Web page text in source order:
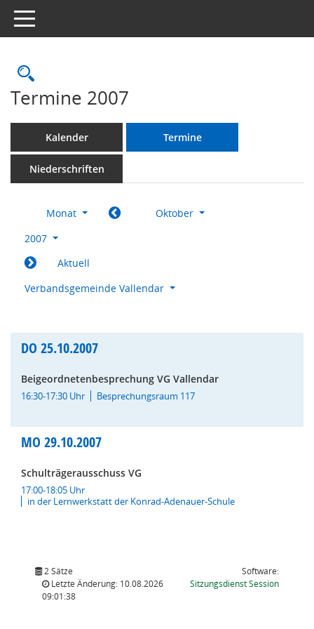
Toggle navigation
Rechercheauswahl
Termine 2007
Kalender Termine
Niederschriften
Monat
Oktober
2007
Aktuell
Verbandsgemeinde Vallendar
DO 25.10.2007
Beigeordnetenbesprechung VG Vallendar
16:30-17:30 Uhr Besprechungsraum 117
MO 29.10.2007
Schulträgerausschuss VG
17:00-18:05 Uhr
in der Lernwerkstatt der Konrad-Adenauer-Schule
2 Sätze
Letzte Änderung: 10.08.2026
09:01:38
Software:
SitzungsdienstSession(Wird in